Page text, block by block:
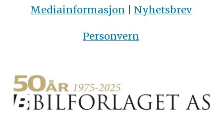
Mediainformasjon | Nyhetsbrev
Personvern